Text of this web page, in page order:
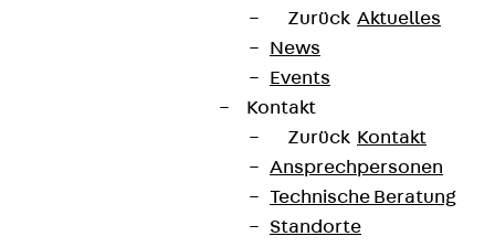
Zurück Aktuelles
News
Events
Kontakt
Zurück Kontakt
Ansprechpersonen
Technische Beratung
Standorte